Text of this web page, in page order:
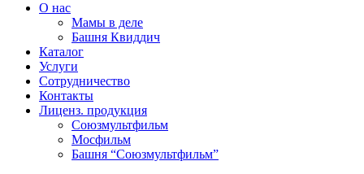
О нас
Мамы в деле
Башня Квиддич
Каталог
Услуги
Сотрудничество
Контакты
Лиценз. продукция
Союзмультфильм
Мосфильм
Башня “Союзмультфильм”